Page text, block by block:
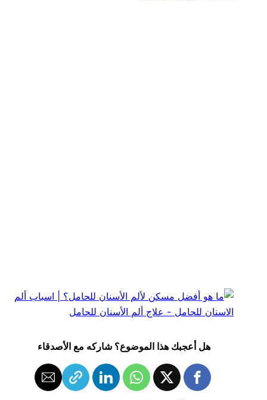
هل أعجبك هذا الموضوع؟ شاركه مع الأصدقاء